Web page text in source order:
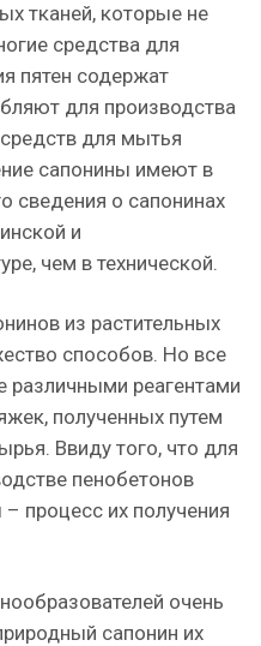
тканей, которые не
средства для
пятен содержат
для производства
для мытья
сапонины имеют в
сведения о сапонинах
и
чем в технической.
из растительных
способов. Но все
различными реагентами
полученных путем
Ввиду того, что для
пенобетонов
процесс их получения
очень
сапонин их